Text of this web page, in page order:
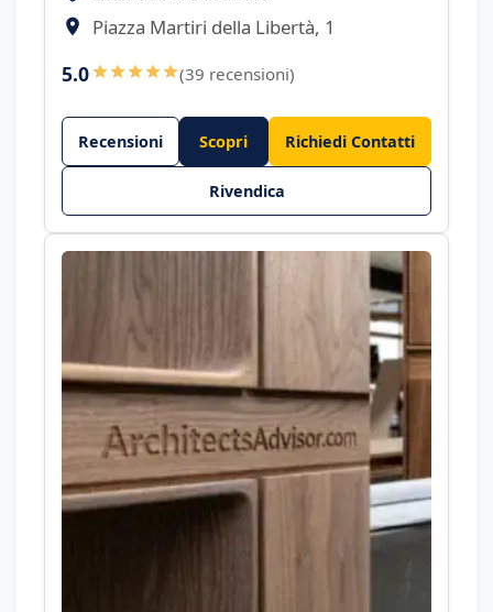
Piazza Martiri della Libertà, 1
5.0 (39 recensioni)
Recensioni Scopri Richiedi Contatti
Rivendica